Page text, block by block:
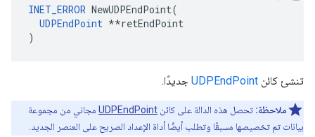
INET_ERROR NewUDPEndPoint(
UDPEndPoint **retEndPoint
)
تنشئ كائن UDPEndPoint جديدًا.
ملاحظة: تحصل هذه الدالة على كائن UDPEndPoint مجاني من مجموعة
بيانات تم تخصيصها مسبقًا وتطلب أيضًا أداة الإعداد الصريح على العنصر الجديد.